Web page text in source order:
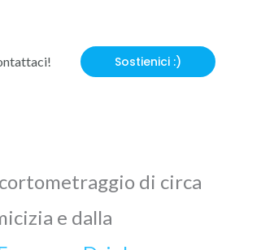
Sostienici :)
di circa
e dalla